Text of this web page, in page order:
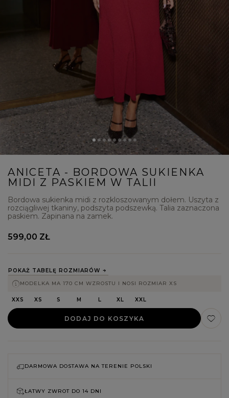
ANICETA - BORDOWA SUKIENKA
MIDI Z PASKIEM W TALII
Bordowa sukienka midi z rozkloszowanym dołem. Uszyta z
rozciągliwej tkaniny, podszyta podszewką. Talia zaznaczona
paskiem. Zapinana na zamek.
POKAŻ TABELĘ ROZMIARÓW
MODELKA MA 170 CM WZROSTU I NOSI ROZMIAR XS
XXS XS S M L XL XXL
DODAJ DO KOSZYKA
599,00 ZŁ
DARMOWA DOSTAWA NA TERENIE POLSKI
ŁATWY ZWROT DO 14 DNI